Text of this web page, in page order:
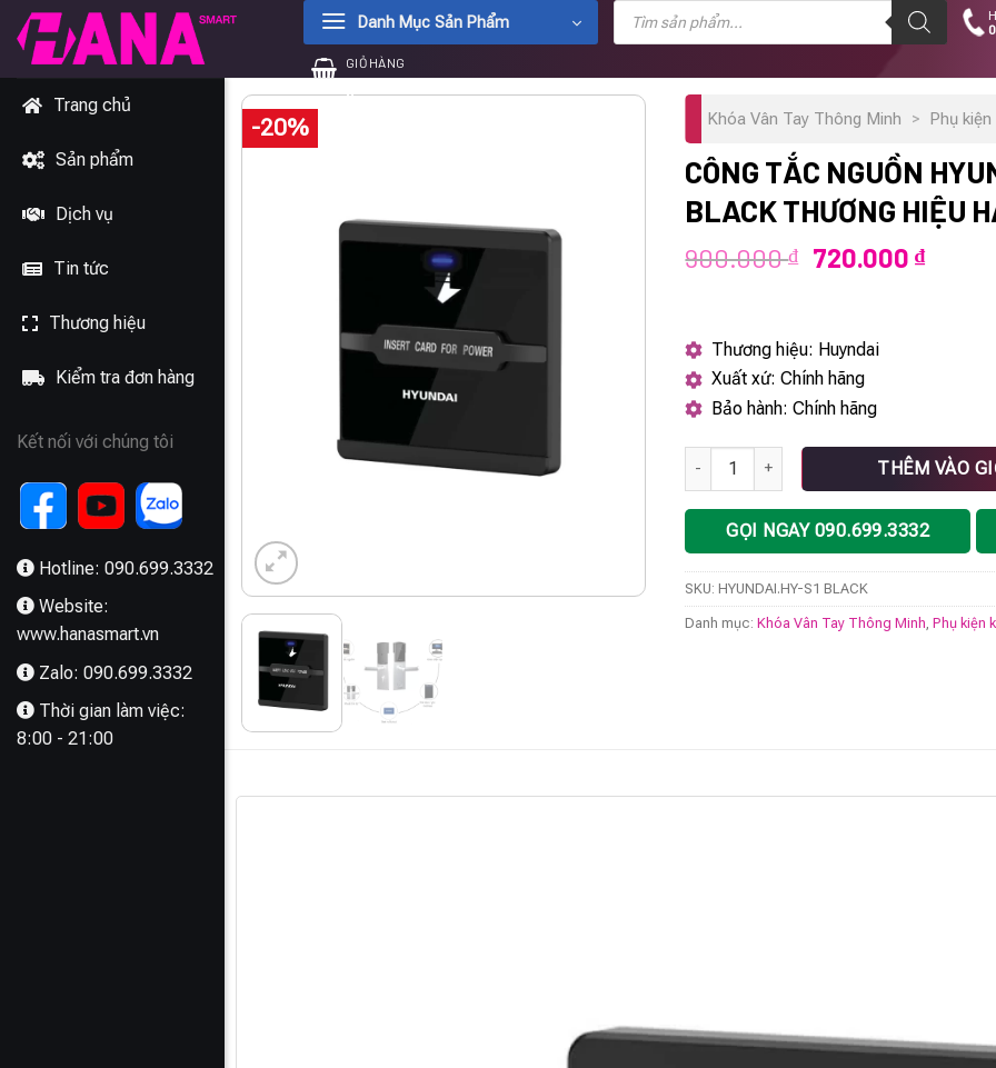
Chuyển
đến
dung
Danh Mục Sản Phẩm
Tìm
kiếm
phẩm
GIỎ HÀNG
0₫
Trang chủ
Sản phẩm
Dịch vụ
Tin tức
Thương hiệu
Kiểm tra đơn hàng
Kết nối với chúng tôi
Hotline: 090.699.3332
Website:
www.hanasmart.vn
Zalo: 090.699.3332
Thời gian làm việc:
8:00 - 21:00
-20% Khóa Vân Tay Thông Minh > Phụ
CÔNG TẮC NGUỒN
BLACK THƯƠNG HIỆU
900.000₫
Giá
900.000 ₫.
720.000 ₫Giá
Thương hiệu: Huyndai
Xuất xứ: Chính hãng
Bảo hành: Chính hãng
Công tắc nguồn HYUNDAI HY-S1 BLACK
THÊM VÀO
GỌI NGAY 090.699.3332
SKU:HYUNDAI.HY-S1 BLACK
Danh mục:Khóa Vân Tay Thông Minh ,Phụ kiện